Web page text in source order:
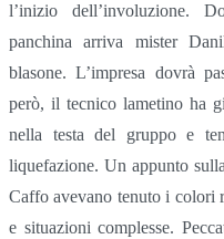
l’inizio dell’involuzione.
panchina arriva mister
blasone. L’impresa dovrà
però, il tecnico lametino ha
nella testa del gruppo e
liquefazione. Un appunto
Caffo avevano tenuto i colori
e situazioni complesse.